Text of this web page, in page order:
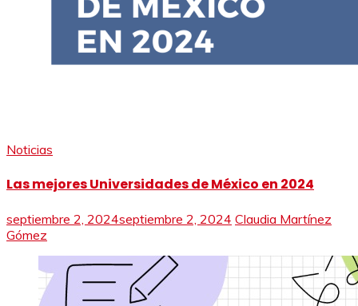
Noticias
Las mejores Universidades de México en 2024
septiembre 2, 2024septiembre 2, 2024 Claudia Martínez
Gómez